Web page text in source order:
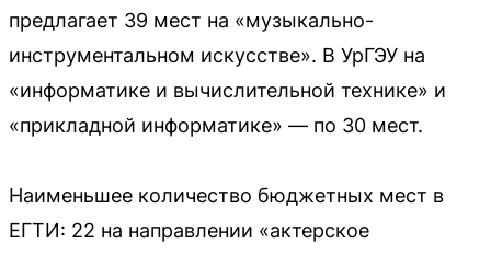
предлагает 39 мест на «музыкально-
инструментальном искусстве». В УрГЭУ на
«информатике и вычислительной технике» и
«прикладной информатике» — по 30 мест.
Наименьшее количество бюджетных мест в
ЕГТИ: 22 на направлении «актерское